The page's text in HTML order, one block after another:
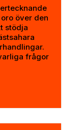
över den
stödja
frågor